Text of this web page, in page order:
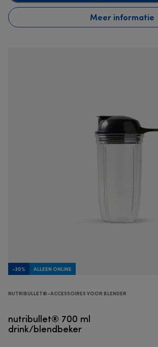
Meer informatie
-30% ALLEEN ONLINE
NUTRIBULLET®-ACCESSOIRES VOOR BLENDER
nutribullet® 700 ml
drink/blendbeker